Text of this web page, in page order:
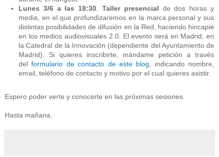
Lunes 3/6 a las 18:30.Taller presencial de dos horas y
media, en el que profundizaremos en la marca personal y sus
distintas posibilidades de difusión en la Red, haciendo hincapié
en los medios audiovisuales 2.0. El evento será en Madrid, en
la Catedral de la Innovación (dependiente del Ayuntamiento de
Madrid). Si quieres inscribirte, mándame petición a través
delformulario de contacto de este blog, indicando nombre,
email, teléfono de contacto y motivo por el cual quieres asistir.
Espero poder verte y conocerte en las próximas sesiones.
Hasta mañana.